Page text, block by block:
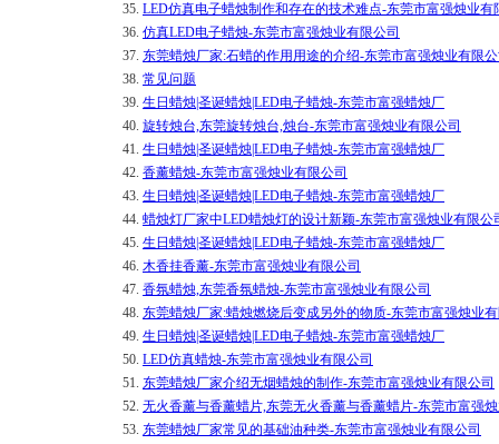
35. LED仿真电子蜡烛制作和存在的技术难点-东莞市富强烛业有
36. 仿真LED电子蜡烛-东莞市富强烛业有限公司
37. 东莞蜡烛厂家:石蜡的作用用途的介绍-东莞市富强烛业有限
38. 常见问题
39. 生日蜡烛|圣诞蜡烛|LED电子蜡烛-东莞市富强蜡烛厂
40. 旋转烛台,东莞旋转烛台,烛台-东莞市富强烛业有限公司
41. 生日蜡烛|圣诞蜡烛|LED电子蜡烛-东莞市富强蜡烛厂
42. 香薰蜡烛-东莞市富强烛业有限公司
43. 生日蜡烛|圣诞蜡烛|LED电子蜡烛-东莞市富强蜡烛厂
44. 蜡烛灯厂家中LED蜡烛灯的设计新颖-东莞市富强烛业有限公
45. 生日蜡烛|圣诞蜡烛|LED电子蜡烛-东莞市富强蜡烛厂
46. 木香挂香薰-东莞市富强烛业有限公司
47. 香氛蜡烛,东莞香氛蜡烛-东莞市富强烛业有限公司
48. 东莞蜡烛厂家:蜡烛燃烧后变成另外的物质-东莞市富强烛业
49. 生日蜡烛|圣诞蜡烛|LED电子蜡烛-东莞市富强蜡烛厂
50. LED仿真蜡烛-东莞市富强烛业有限公司
51. 东莞蜡烛厂家介绍无烟蜡烛的制作-东莞市富强烛业有限公司
52. 无火香薰与香薰蜡片,东莞无火香薰与香薰蜡片-东莞市富强
53. 东莞蜡烛厂家常见的基础油种类-东莞市富强烛业有限公司